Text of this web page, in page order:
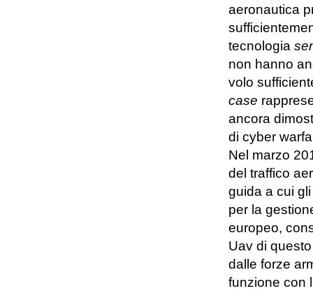
aeronautica
tecnologia
non hanno
volo
case
ancora
di cyber
Nel marzo
del traffico
guida a cui
per la
europeo,
Uav di
dalle forze
funzione con